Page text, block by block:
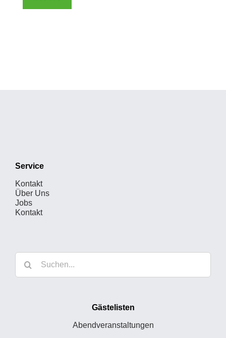
Service
Kontakt
Über Uns
Jobs
Kontakt
Suche
nach:
Gästelisten
Abendveranstaltungen